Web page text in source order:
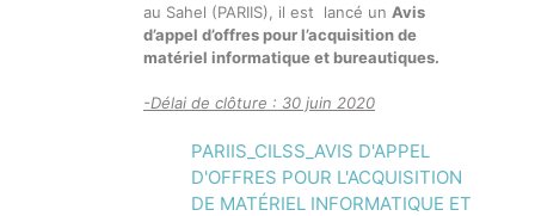
au Sahel (PARIIS), il est lancé un Avis
d’appel d’offres pour l’acquisition de
matériel informatique et bureautiques.
-Délai de clôture : 30 juin 2020
PARIIS_CILSS_AVIS D'APPEL
D'OFFRES POUR L'ACQUISITION
DE MATÉRIEL INFORMATIQUE ET